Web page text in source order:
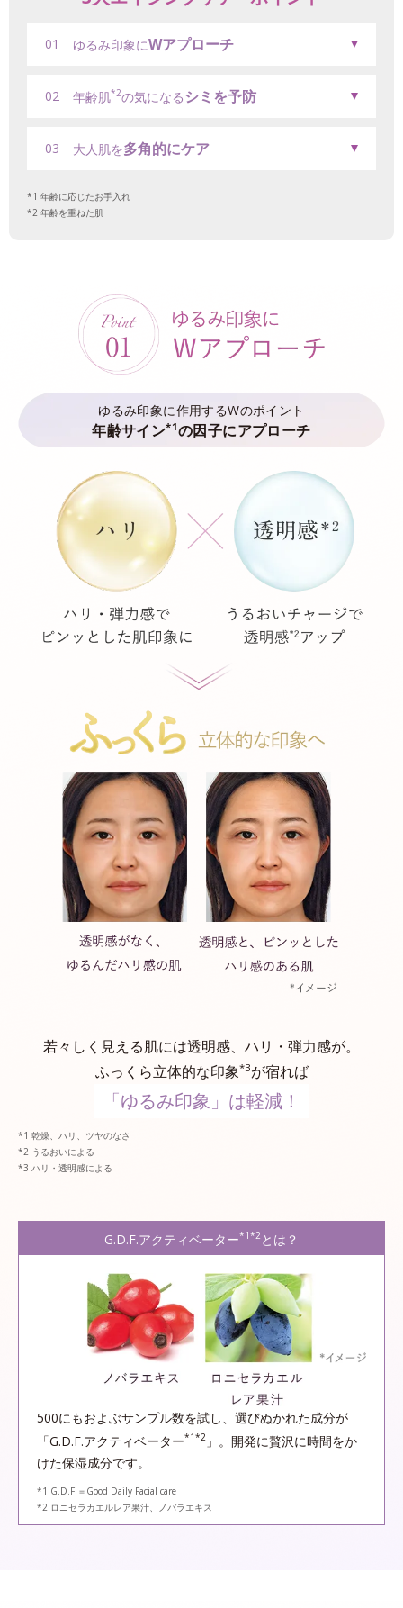
01 ゆるみ印象にWアプローチ
02 年齢肌*2の気になる シミを予防
03 大人肌を多角的にケア
年齢に応じたお手入れ
年齢を重ねた肌
ゆるみ印象に作用するWのポイント
年齢サイン*1の因子にアプローチ
若々しく見える肌には透明感、ハリ・弾力感が。
ふっくら立体的な印象*3が宿れば
「ゆるみ印象」は軽減！
乾燥、ハリ、ツヤのなさ
うるおいによる
ハリ・透明感による
G.D.F.アクティベーター*1*2 とは？
500にもおよぶサンプル数を試し、選びぬかれた成分が
「G.D.F.アクティベーター*1*2 」。開発に贅沢に時間をか
けた保湿成分です。
*1 G.D.F.＝Good Daily Facial care
*2 ロニセラカエルレア果汁、ノバラエキス